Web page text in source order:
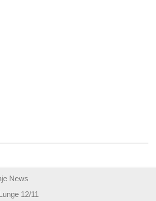
News
12/11